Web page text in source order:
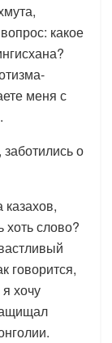
какое
меня с
о
казахов,
хоть слово?
говорится,
хочу